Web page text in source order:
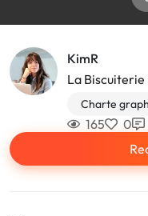
KimR
La Biscuiterie
Charte
165 0